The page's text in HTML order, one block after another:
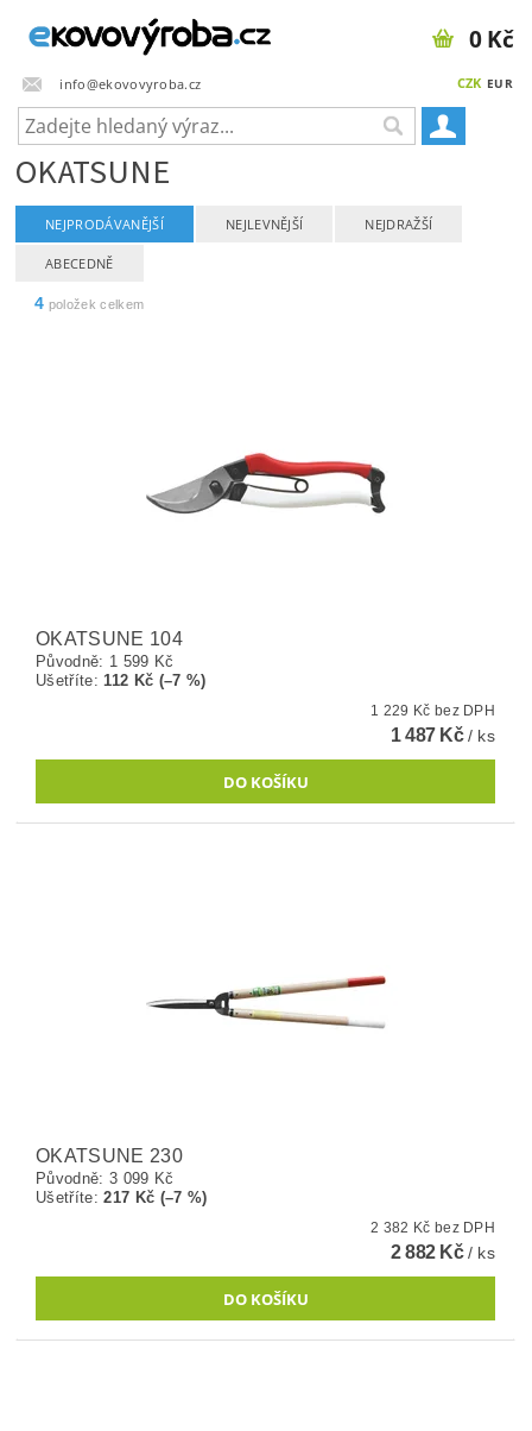
info@ekovovyroba.cz CZK EUR
0 Kč
OKATSUNE
NEJPRODÁVANĚJŠÍ NEJLEVNĚJŠÍ NEJDRAŽŠÍ
ABECEDNĚ
4 položek celkem
OKATSUNE 104
Původně: 1 599 Kč
Ušetříte:112 Kč (–7 %)
1 229 Kč bez DPH
1 487 Kč/ ks
OKATSUNE 230
Původně: 3 099 Kč
Ušetříte:217 Kč (–7 %)
2 382 Kč bez DPH
2 882 Kč/ ks